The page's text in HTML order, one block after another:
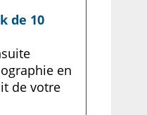
de 10
en
de votre